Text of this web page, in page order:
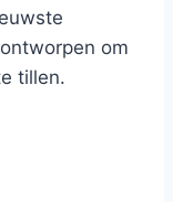
om
tillen.